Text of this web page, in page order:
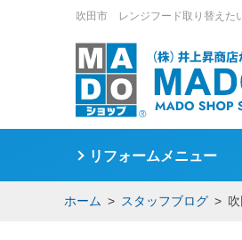
吹田市 レンジフード取り替えた
ホーム スタッフブログ
リフォームメニュー